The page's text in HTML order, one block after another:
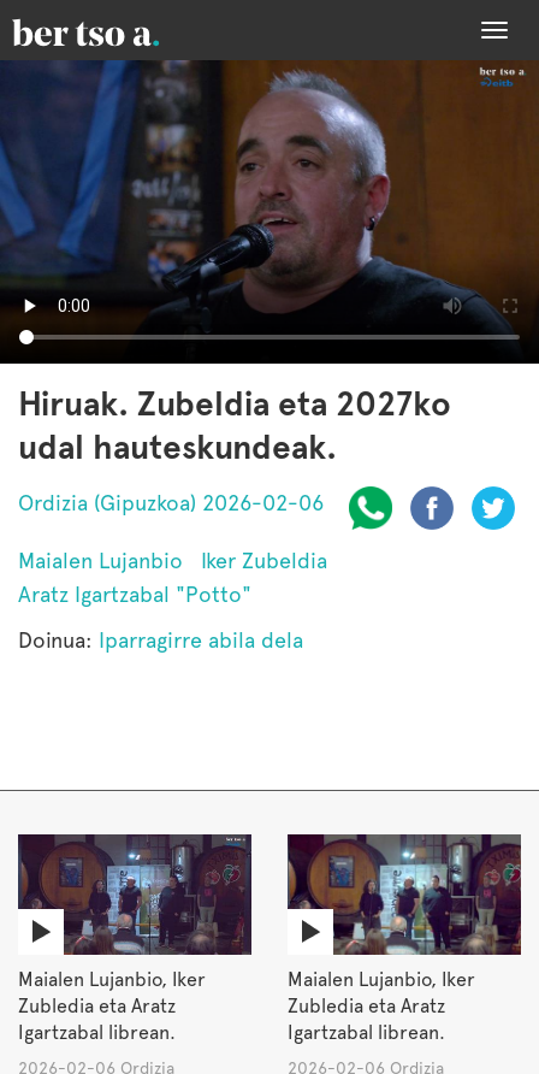
Hiruak. Zubeldia eta 2027ko
udal hauteskundeak.
Ordizia (Gipuzkoa) 2026-02-06
Maialen Lujanbio
Iker Zubeldia
Aratz Igartzabal "Potto"
Doinua: Iparragirre abila dela
Maialen Lujanbio, Iker
Zubledia eta Aratz
Igartzabal librean.
2026-02-06 Ordizia
Maialen Lujanbio, Iker
Zubledia eta Aratz
Igartzabal librean.
2026-02-06 Ordizia